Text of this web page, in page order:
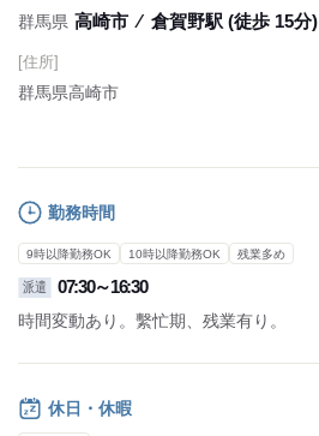
群馬県 高崎市 ⁄ 倉賀野駅 (徒歩 15分)
[住所]
群馬県高崎市
勤務時間
9時以降勤務OK 10時以降勤務OK 残業多め
派遣 07:30～16:30
時間変動あり。繫忙期、残業有り。
休日・休暇